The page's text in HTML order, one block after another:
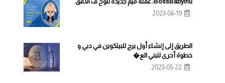
2023-06-19
الطريق إلى إنشاء أول برج للبيتكوين في دبي و
خطوة أخرى لتبني الع�
2023-05-22